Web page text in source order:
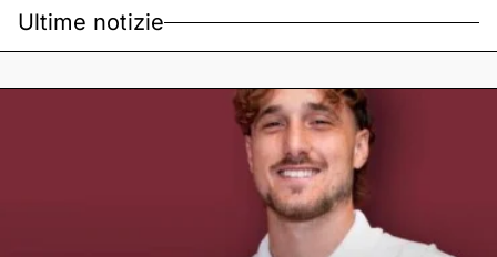
Ultime notizie